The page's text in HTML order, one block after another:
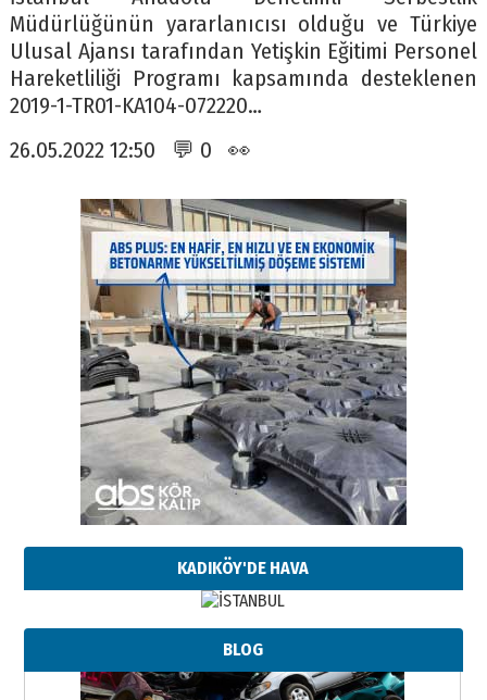
Müdürlüğünün yararlanıcısı olduğu ve Türkiye
Ulusal Ajansı tarafından Yetişkin Eğitimi Personel
Hareketliliği Programı kapsamında desteklenen
2019-1-TR01-KA104-072220…
26.05.2022 12:50 💬 0 👀
KADIKÖY'DE HAVA
BLOG